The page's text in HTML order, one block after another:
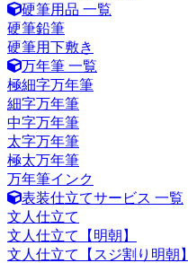
硬筆用品 一覧
硬筆鉛筆
硬筆用下敷き
万年筆 一覧
極細字万年筆
細字万年筆
中字万年筆
太字万年筆
極太万年筆
万年筆インク
表装仕立てサービス 一覧
文人仕立て
文人仕立て【明朝】
文人仕立て【スジ割り明朝】